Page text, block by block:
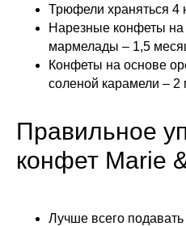
Трюфели храняться 4
Нарезные конфеты
мармелады – 1,5
Конфеты на основе
соленой карамели – 2
Правильное
конфет Marie
Лучше всего